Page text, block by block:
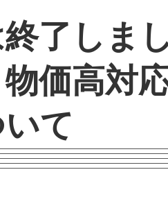
終了しま
価高対
て